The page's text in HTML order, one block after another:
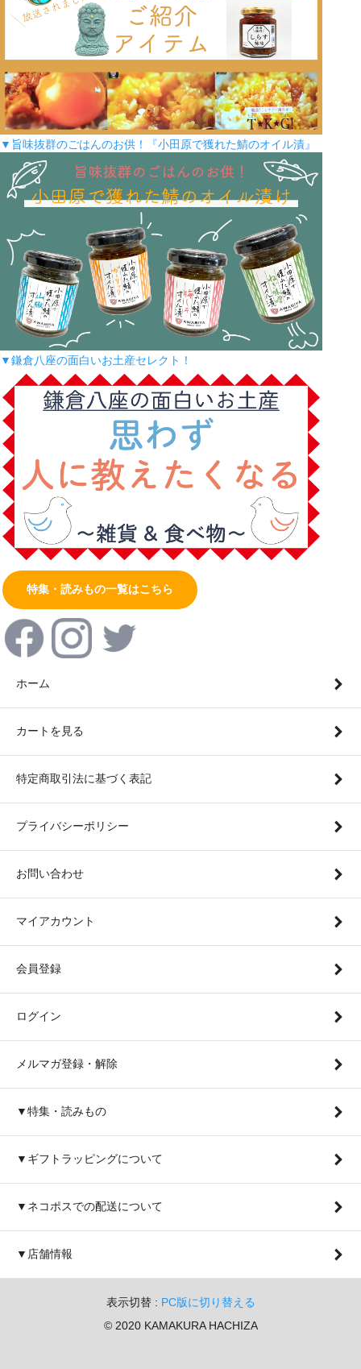
▼旨味抜群のごはんのお供！『小田原で獲れた鯖のオイル漬』
▼鎌倉八座の面白いお土産セレクト！
特集・読みもの一覧はこちら
ホーム
カートを見る
特定商取引法に基づく表記
プライバシーポリシー
お問い合わせ
マイアカウント
会員登録
ログイン
メルマガ登録・解除
▼特集・読みもの
▼ギフトラッピングについて
▼ネコポスでの配送について
▼店舗情報
表示切替 : PC版に切り替える
© 2020 KAMAKURA HACHIZA